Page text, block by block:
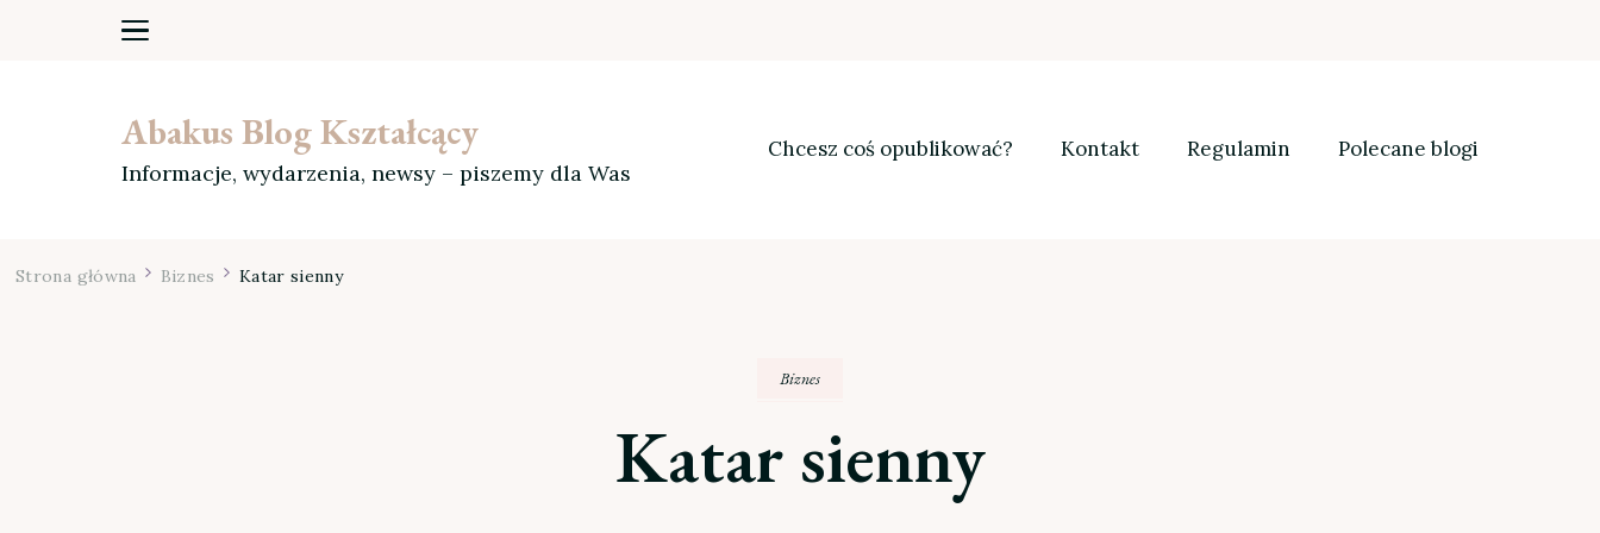
Abakus Blog Kształcący
Informacje, wydarzenia, newsy – piszemy dla Was
Chcesz coś opublikować? Kontakt Regulamin Polecane blogi
Strona główna Biznes Katar sienny
Biznes
Katar sienny